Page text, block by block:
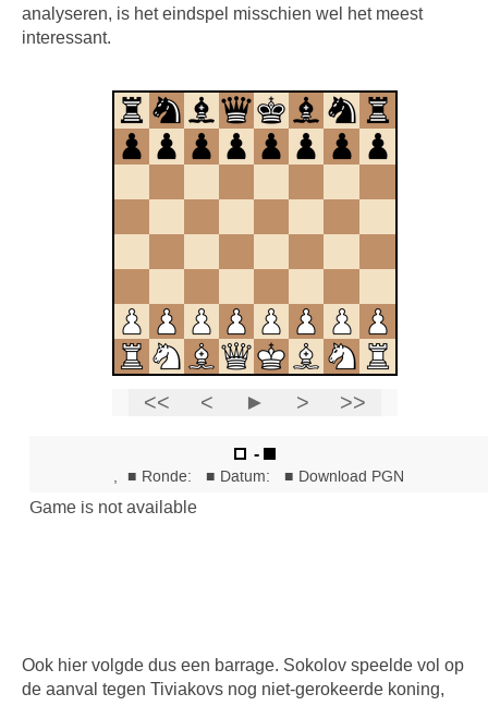
analyseren, is het eindspel misschien wel het meest
interessant.
Ook hier volgde dus een barrage. Sokolov speelde vol op
de aanval tegen Tiviakovs nog niet-gerokeerde koning,